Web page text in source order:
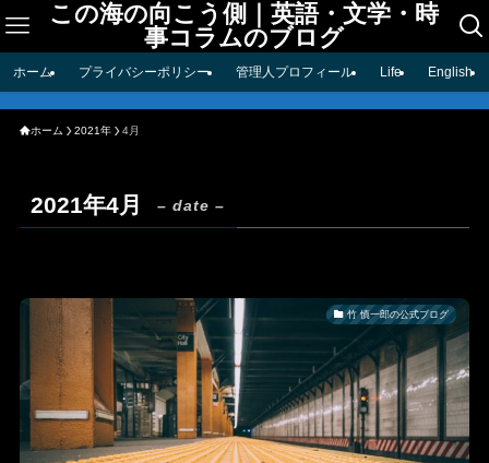
この海の向こう側｜英語・文学・時
事コラムのブログ
ホーム プライバシーポリシー 管理人プロフィール Life English
ホーム 2021年 4月
2021年4月 – date –
竹 慎一郎の公式ブログ